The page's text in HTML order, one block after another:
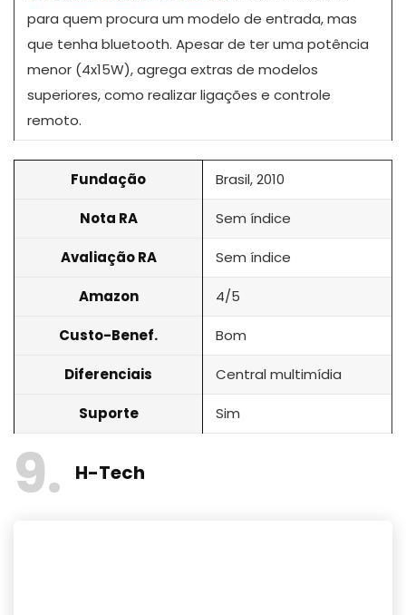
para quem procura um modelo de entrada, mas
que tenha bluetooth. Apesar de ter uma potência
menor (4x15W), agrega extras de modelos
superiores, como realizar ligações e controle
remoto.
Fundação Brasil, 2010
Nota RA Sem índice
Avaliação RA Sem índice
Amazon 4/5
Custo-Benef. Bom
Diferenciais Central multimídia
Suporte Sim
9 H-Tech